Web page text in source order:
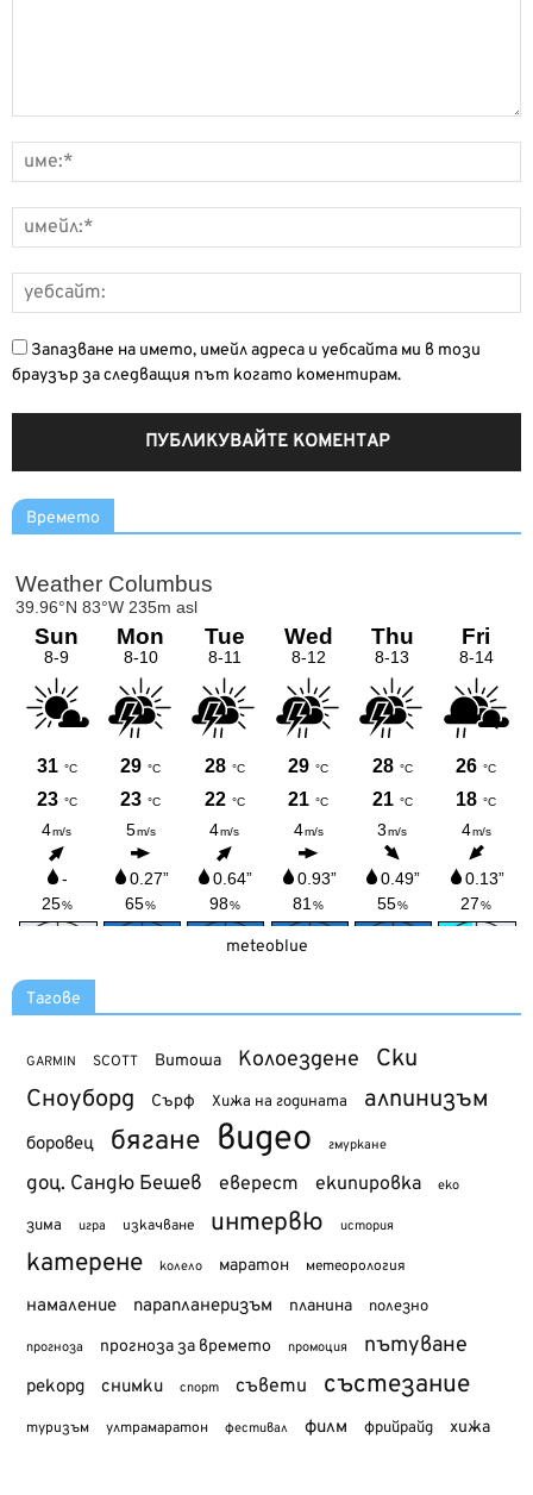
Запазване на името, имейл адреса и уебсайта ми в този
браузър за следващия път когато коментирам.
Времето
meteoblue
Тагове
GARMIN SCOTT Витоша Колоездене Ски
Сноуборд Сърф Хижа на годината алпинизъм
боровец бягане видео гмуркане
доц. Сандю Бешев еверест екипировка еко
зима игра изкачване интервю история
катерене колело маратон метеорология
намаление парапланеризъм планина полезно
прогноза прогноза за времето промоция пътуване
рекорд снимки спорт съвети състезание
туризъм ултрамаратон фестивал филм фрийрайд хижа